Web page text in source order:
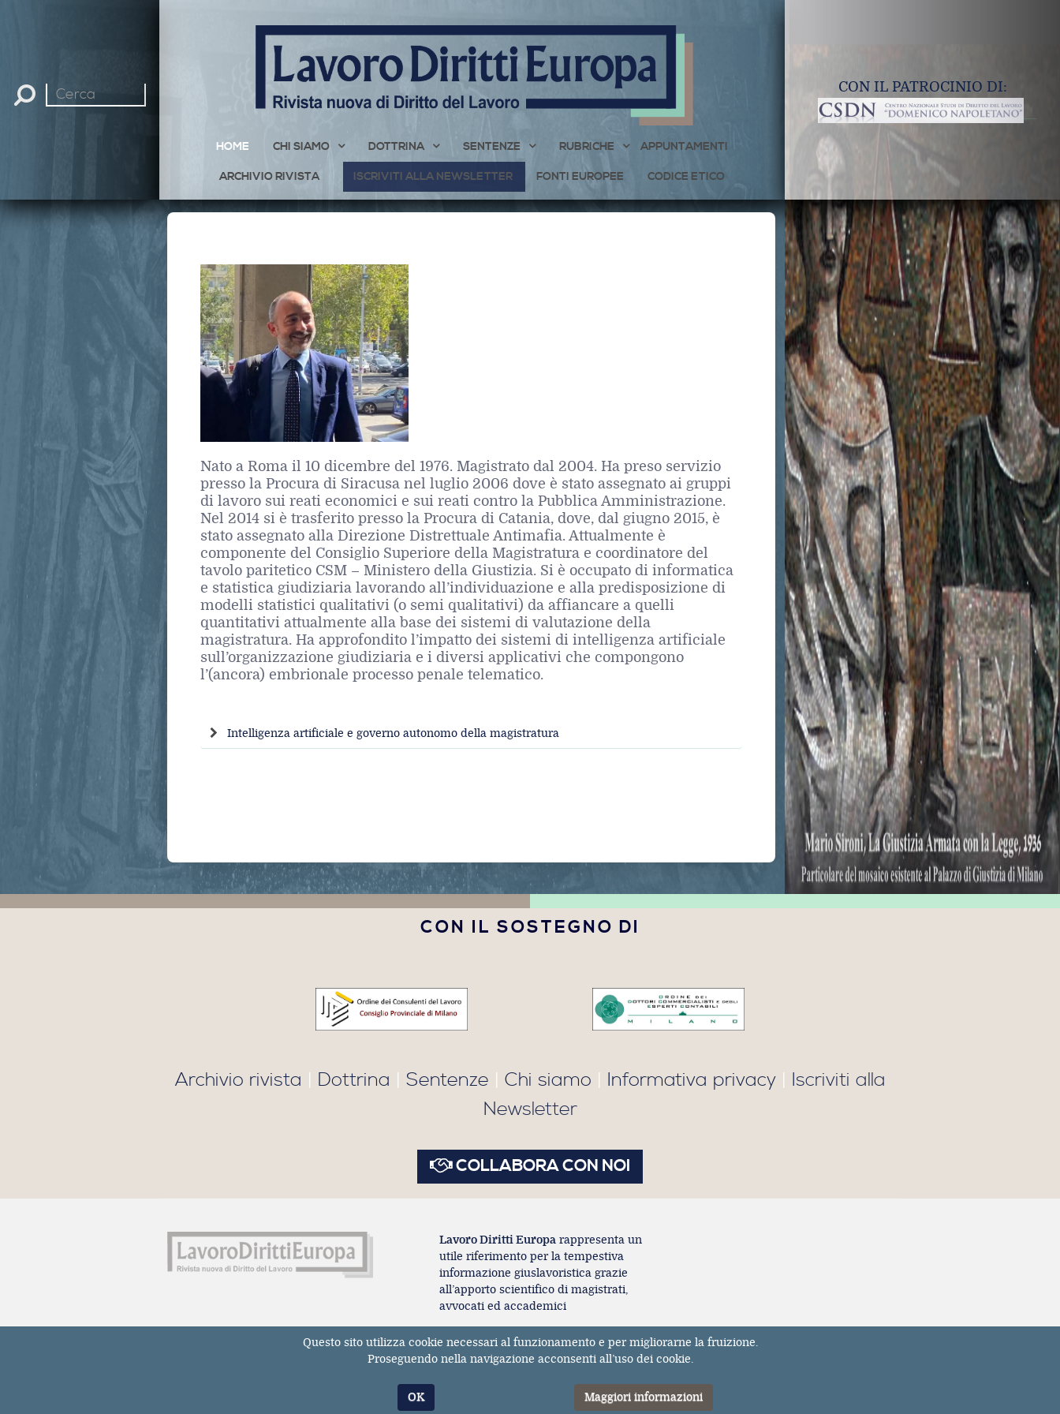
Cerca
nel
HOME CHI SIAMO DOTTRINA SENTENZE RUBRICHE APPUNTAMENTI
ARCHIVIO RIVISTA ISCRIVITI ALLA NEWSLETTER FONTI EUROPEE CODICE ETICO
CON IL PATROCINIO DI:
Nato a Roma il 10 dicembre del 1976. Magistrato dal 2004. Ha preso servizio
presso la Procura di Siracusa nel luglio 2006 dove è stato assegnato ai gruppi
di lavoro sui reati economici e sui reati contro la Pubblica Amministrazione.
Nel 2014 si è trasferito presso la Procura di Catania, dove, dal giugno 2015, è
stato assegnato alla Direzione Distrettuale Antimafia. Attualmente è
componente del Consiglio Superiore della Magistratura e coordinatore del
tavolo paritetico CSM – Ministero della Giustizia. Si è occupato di informatica
e statistica giudiziaria lavorando all’individuazione e alla predisposizione di
modelli statistici qualitativi (o semi qualitativi) da affiancare a quelli
quantitativi attualmente alla base dei sistemi di valutazione della
magistratura. Ha approfondito l’impatto dei sistemi di intelligenza artificiale
sull’organizzazione giudiziaria e i diversi applicativi che compongono
l’(ancora) embrionale processo penale telematico.
Intelligenza artificiale e governo autonomo della magistratura
CON IL SOSTEGNO DI
Archivio rivista | Dottrina | Sentenze | Chi siamo | Informativa privacy| Iscriviti alla
Newsletter
COLLABORA CON NOI
Lavoro Diritti Europa rappresenta un
utile riferimento per la tempestiva
informazione giuslavoristica grazie
all’apporto scientifico di magistrati,
avvocati ed accademici
Registrazione Tribunale di Milano n° 131131 dell'11/04/2017
© Tutti i diritti riservati. E' vietata la riproduzione, anche parziale, dei contenuti pubblicati sul sito LavoroDirittiEuropa.it
Questo sito utilizza cookie necessari al funzionamento e per migliorarne la fruizione.
Proseguendo nella navigazione acconsenti all’uso dei cookie.
OK Maggiori informazioni